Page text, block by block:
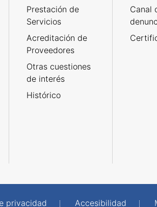
Prestación de
Servicios
Acreditación de
Proveedores
Otras cuestiones
de interés
Histórico
Canal
privacidad Accesibilidad